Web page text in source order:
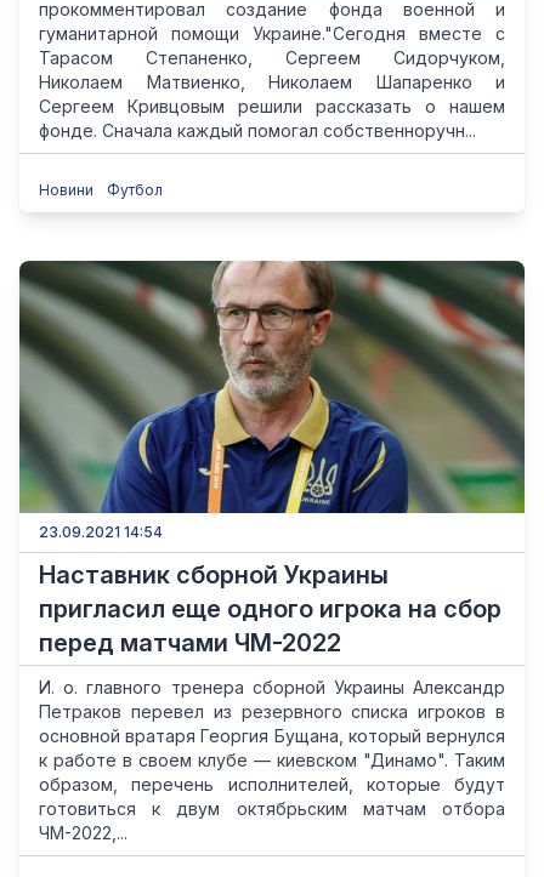
прокомментировал создание фонда военной и
гуманитарной помощи Украине."Сегодня вместе с
Тарасом Степаненко, Сергеем Сидорчуком,
Николаем Матвиенко, Николаем Шапаренко и
Сергеем Кривцовым решили рассказать о нашем
фонде. Сначала каждый помогал собственноручн...
Новини Футбол
23.09.2021 14:54
Наставник сборной Украины
пригласил еще одного игрока на сбор
перед матчами ЧМ-2022
И. о. главного тренера сборной Украины Александр
Петраков перевел из резервного списка игроков в
основной вратаря Георгия Бущана, который вернулся
к работе в своем клубе — киевском "Динамо". Таким
образом, перечень исполнителей, которые будут
готовиться к двум октябрьским матчам отбора
ЧМ-2022,...